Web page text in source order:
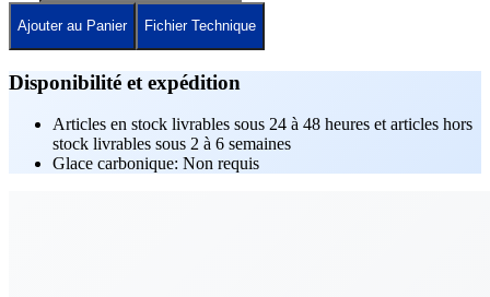
Ajouter au Panier Fichier Technique
Disponibilité et expédition
Articles en stock livrables sous 24 à 48 heures et articles hors
stock livrables sous 2 à 6 semaines
Glace carbonique: Non requis